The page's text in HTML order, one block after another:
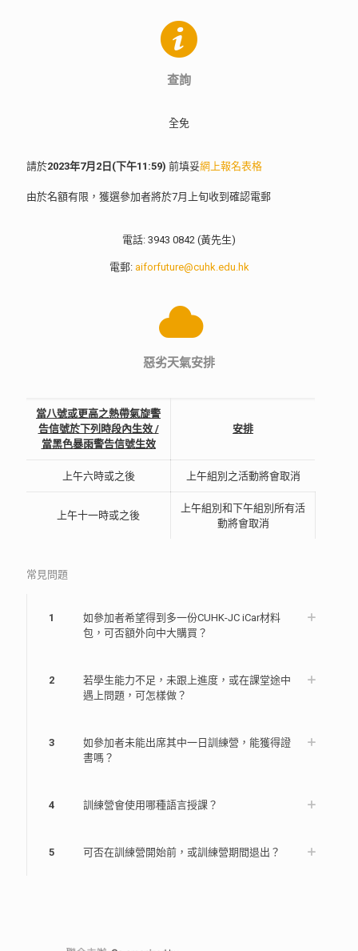
查詢
全免
請於2023年7月2日(下午11:59) 前填妥網上報名表格
由於名額有限，獲選參加者將於7月上旬收到確認電郵
電話: 3943 0842 (黃先生)
電郵: aiforfuture@cuhk.edu.hk
惡劣天氣安排
當八號或更高之熱帶氣旋警
告信號於下列時段內生效 /
當黑色暴雨警告信號生效
安排
上午六時或之後 上午組別之活動將會取消
上午十一時或之後
上午組別和下午組別所有活
動將會取消
常見問題
1
如參加者希望得到多一份CUHK-JC iCar材料
包，可否額外向中大購買？
2
若學生能力不足，未跟上進度，或在課堂途中
遇上問題，可怎樣做？
3
如參加者未能出席其中一日訓練營，能獲得證
書嗎？
4 訓練營會使用哪種語言授課？
5 可否在訓練營開始前，或訓練營期間退出？